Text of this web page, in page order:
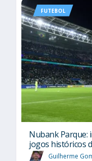
FUTEBOL
Nubank Parque:
jogos históricos
Guilherme